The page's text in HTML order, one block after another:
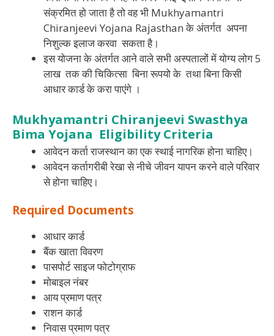
संक्रमित हो जाता है तो वह भी Mukhyamantri
Chiranjeevi Yojana Rajasthan के अंतर्गत अपना
निशुल्क इलाज करवा सकता है।
इस योजना के अंतर्गत आने वाले सभी अस्पतालों में योग्य लोग 5
लाख तक की चिकित्सा बिना रूपयो के तथा बिना किसी
आधार कार्ड के करा पाएंगे ।
Mukhyamantri Chiranjeevi Swasthya
Bima Yojana Eligibility Criteria
आवेदन कर्ता राजस्थान का एक स्थाई नागरिक होना चाहिए।
आवेदन कर्तागरीबी रेखा से नीचे जीवन यापन करने वाले परिवार
से होना चाहिए।
Required Documents
आधार कार्ड
बैंक खाता विवरण
पासपोर्ट साइज फोटोग्राफ
मोबाइल नंबर
आय प्रमाण पत्र
राशन कार्ड
निवास प्रमाण पत्र